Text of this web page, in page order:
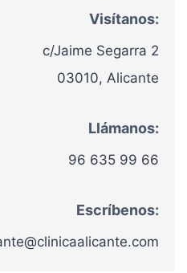
Visítanos:
c/Jaime Segarra 2
03010, Alicante
Llámanos:
96 635 99 66
Escríbenos: